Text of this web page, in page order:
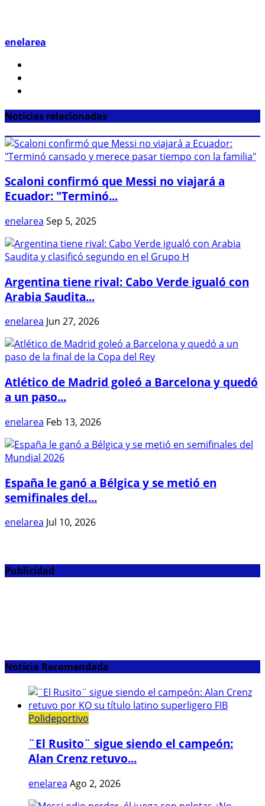
enelarea
Noticias relacionadas
Scaloni confirmó que Messi no viajará a
Ecuador: "Terminó...
enelarea Sep 5, 2025
Argentina tiene rival: Cabo Verde igualó con
Arabia Saudita...
enelarea Jun 27, 2026
Atlético de Madrid goleó a Barcelona y quedó
a un paso...
enelarea Feb 13, 2026
España le ganó a Bélgica y se metió en
semifinales del...
enelarea Jul 10, 2026
Publicidad
Noticia Recomendada
Polideportivo
¨El Rusito¨ sigue siendo el campeón:
Alan Crenz retuvo...
enelarea Ago 2, 2026